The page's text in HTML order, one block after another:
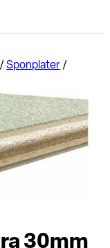
/Sponplater /
30mm